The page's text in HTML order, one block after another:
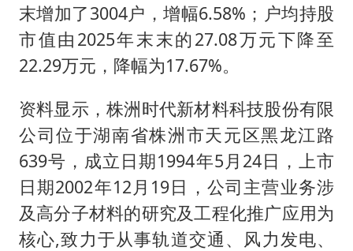
末增加了3004户，增幅6.58%；户均持股
市值由2025年末末的27.08万元下降至
22.29万元，降幅为17.67%。
资料显示，株洲时代新材料科技股份有限
公司位于湖南省株洲市天元区黑龙江路
639号，成立日期1994年5月24日，上市
日期2002年12月19日，公司主营业务涉
及高分子材料的研究及工程化推广应用为
核心,致力于从事轨道交通、风力发电、